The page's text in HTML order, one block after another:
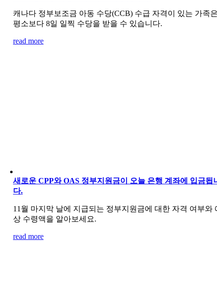
캐나다 정부보조금 아동 수당(CCB) 수급 자격이 있는 가족
평소보다 8일 일찍 수당을 받을 수 있습니다.
read more
새로운 CPP와 OAS 정부지원금이 오늘 은행 계좌에 입금됩
다.
11월 마지막 날에 지급되는 정부지원금에 대한 자격 여부와
상 수령액을 알아보세요.
read more